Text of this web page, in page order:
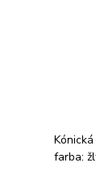
farba: